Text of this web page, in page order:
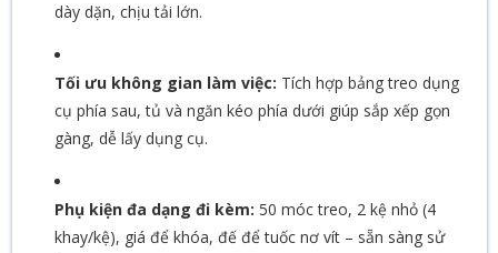
dày dặn, chịu tải lớn.
Tối ưu không gian làm việc: Tích hợp bảng treo dụng
cụ phía sau, tủ và ngăn kéo phía dưới giúp sắp xếp gọn
gàng, dễ lấy dụng cụ.
Phụ kiện đa dạng đi kèm: 50 móc treo, 2 kệ nhỏ (4
khay/kệ), giá để khóa, đế để tuốc nơ vít – sẵn sàng sử